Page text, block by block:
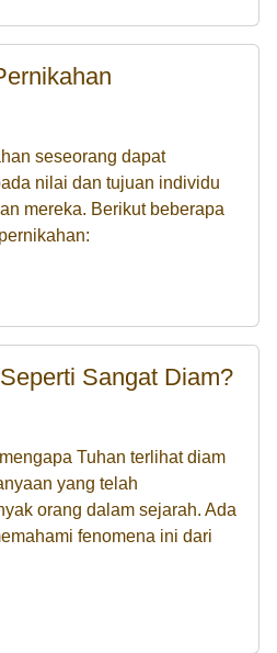
seseorang dapat
nilai dan tujuan individu
mereka. Berikut beberapa
Sangat Diam?
Tuhan terlihat diam
yang telah
orang dalam sejarah. Ada
fenomena ini dari